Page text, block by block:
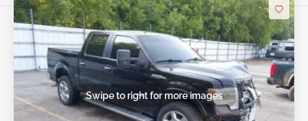
Swipe to right for more images